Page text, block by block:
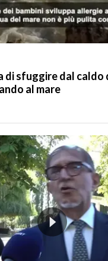
di sfuggire dal caldo
al mare